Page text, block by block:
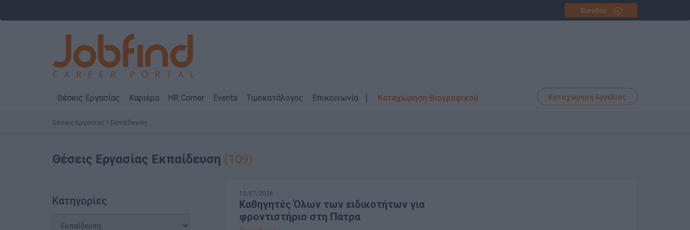
Είσοδος
Θέσεις Εργασίας Καριέρα HR Corner Events Τιμοκατάλογος Επικοινωνία Καταχώρηση Βιογραφικού Καταχώρηση Αγγελίας
Θέσεις Εργασίας Εκπαίδευση
Θέσεις Εργασίας Εκπαίδευση (109)
Κατηγορίες
15/07/2026
Καθηγητές Όλων των ειδικοτήτων για
φροντιστήριο στη Πάτρα